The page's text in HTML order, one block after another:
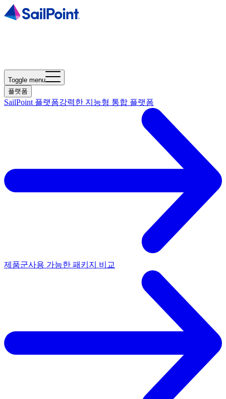
Toggle menu
플랫폼
SailPoint 플랫폼강력한 지능형 통합 플랫폼
제품군사용 가능한 패키지 비교